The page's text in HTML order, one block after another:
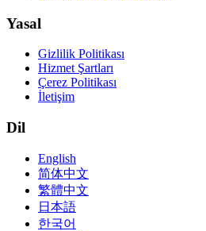
Yasal
Gizlilik Politikası
Hizmet Şartları
Çerez Politikası
İletişim
Dil
English
简体中文
繁體中文
日本語
한국어